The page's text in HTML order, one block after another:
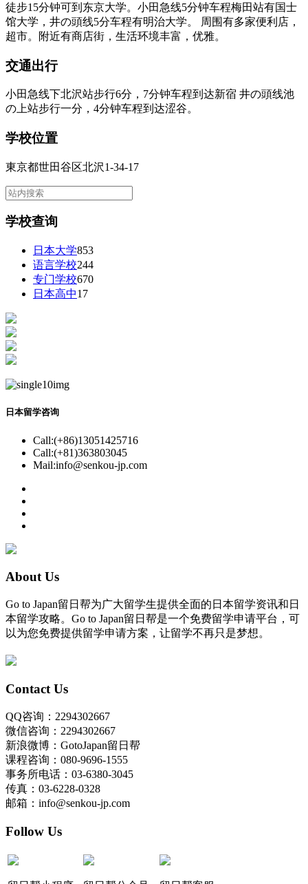
徒步15分钟可到东京大学。小田急线5分钟车程梅田站有国士
馆大学，井の頭线5分车程有明治大学。 周围有多家便利店，
超市。附近有商店街，生活环境丰富，优雅。
交通出行
小田急线下北沢站步行6分，7分钟车程到达新宿 井の頭线池
の上站步行一分，4分钟车程到达涩谷。
学校位置
東京都世田谷区北沢1-34-17
学校查询
日本大学853
语言学校244
专门学校670
日本高中17
日本留学咨询
Call:(+86)13051425716
Call:(+81)363803045
Mail:info@senkou-jp.com
About Us
Go to Japan留日帮为广大留学生提供全面的日本留学资讯和日
本留学攻略。Go to Japan留日帮是一个免费留学申请平台，可
以为您免费提供留学申请方案，让留学不再只是梦想。
Contact Us
QQ咨询：2294302667
微信咨询：2294302667
新浪微博：GotoJapan留日帮
课程咨询：080-9696-1555
事务所电话：03-6380-3045
传真：03-6228-0328
邮箱：info@senkou-jp.com
Follow Us